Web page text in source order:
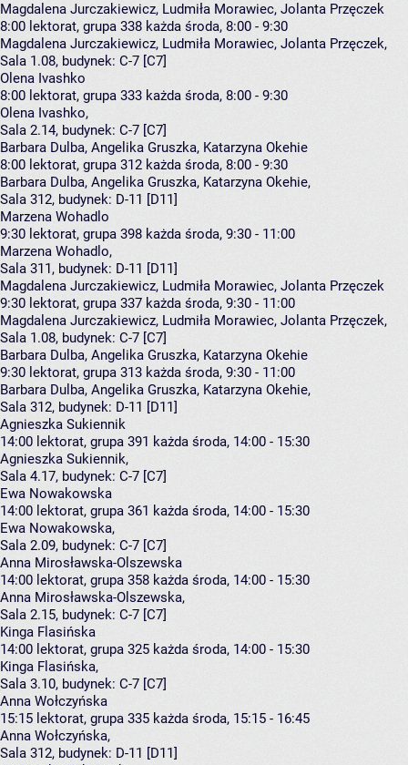
Magdalena Jurczakiewicz, Ludmiła Morawiec, Jolanta Przęczek
8:00 lektorat, grupa 338 każda środa, 8:00 - 9:30
Magdalena Jurczakiewicz, Ludmiła Morawiec, Jolanta Przęczek,
Sala 1.08, budynek: C-7 [C7]
Olena Ivashko
8:00 lektorat, grupa 333 każda środa, 8:00 - 9:30
Olena Ivashko,
Sala 2.14, budynek: C-7 [C7]
Barbara Dulba, Angelika Gruszka, Katarzyna Okehie
8:00 lektorat, grupa 312 każda środa, 8:00 - 9:30
Barbara Dulba, Angelika Gruszka, Katarzyna Okehie,
Sala 312, budynek: D-11 [D11]
Marzena Wohadlo
9:30 lektorat, grupa 398 każda środa, 9:30 - 11:00
Marzena Wohadlo,
Sala 311, budynek: D-11 [D11]
Magdalena Jurczakiewicz, Ludmiła Morawiec, Jolanta Przęczek
9:30 lektorat, grupa 337 każda środa, 9:30 - 11:00
Magdalena Jurczakiewicz, Ludmiła Morawiec, Jolanta Przęczek,
Sala 1.08, budynek: C-7 [C7]
Barbara Dulba, Angelika Gruszka, Katarzyna Okehie
9:30 lektorat, grupa 313 każda środa, 9:30 - 11:00
Barbara Dulba, Angelika Gruszka, Katarzyna Okehie,
Sala 312, budynek: D-11 [D11]
Agnieszka Sukiennik
14:00 lektorat, grupa 391 każda środa, 14:00 - 15:30
Agnieszka Sukiennik,
Sala 4.17, budynek: C-7 [C7]
Ewa Nowakowska
14:00 lektorat, grupa 361 każda środa, 14:00 - 15:30
Ewa Nowakowska,
Sala 2.09, budynek: C-7 [C7]
Anna Mirosławska-Olszewska
14:00 lektorat, grupa 358 każda środa, 14:00 - 15:30
Anna Mirosławska-Olszewska,
Sala 2.15, budynek: C-7 [C7]
Kinga Flasińska
14:00 lektorat, grupa 325 każda środa, 14:00 - 15:30
Kinga Flasińska,
Sala 3.10, budynek: C-7 [C7]
Anna Wołczyńska
15:15 lektorat, grupa 335 każda środa, 15:15 - 16:45
Anna Wołczyńska,
Sala 312, budynek: D-11 [D11]